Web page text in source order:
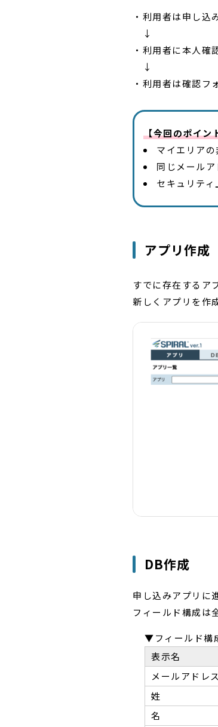
・利用者は申し込
↓
・利用者に本人確
↓
・利用者は確認フ
【今回のポイン
マイエリア
同じメール
セキュリテ
アプリ作成
すでに存在するア
新しくアプリを作
DB作成
申し込みアプリに
フィールド構成は
▼フィールド構
表示名
メールアドレス
姓
名